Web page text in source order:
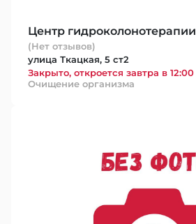
Центр гидроколонотерапии
(Нет отзывов)
улица Ткацкая, 5 ст2
Закрыто, откроется завтра в 12:00
Очищение организма